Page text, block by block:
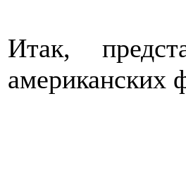
Итак,
американских